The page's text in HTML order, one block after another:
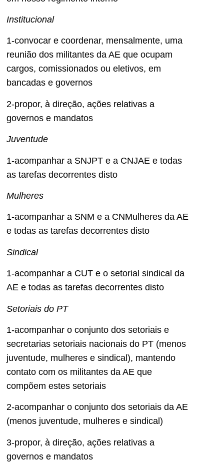
Institucional
1-convocar e coordenar, mensalmente, uma
reunião dos militantes da AE que ocupam
cargos, comissionados ou eletivos, em
bancadas e governos
2-propor, à direção, ações relativas a
governos e mandatos
Juventude
1-acompanhar a SNJPT e a CNJAE e todas
as tarefas decorrentes disto
Mulheres
1-acompanhar a SNM e a CNMulheres da AE
e todas as tarefas decorrentes disto
Sindical
1-acompanhar a CUT e o setorial sindical da
AE e todas as tarefas decorrentes disto
Setoriais do PT
1-acompanhar o conjunto dos setoriais e
secretarias setoriais nacionais do PT (menos
juventude, mulheres e sindical), mantendo
contato com os militantes da AE que
compõem estes setoriais
2-acompanhar o conjunto dos setoriais da AE
(menos juventude, mulheres e sindical)
3-propor, à direção, ações relativas a
governos e mandatos